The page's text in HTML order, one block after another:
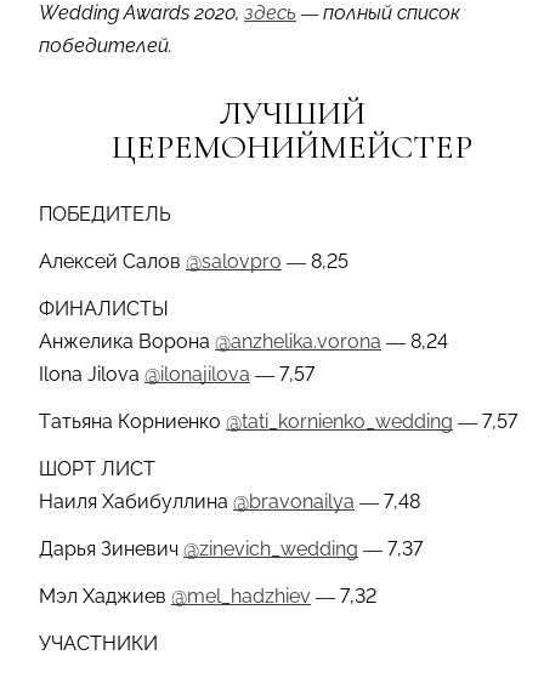
Wedding Awards 2020, здесь — полный список
победителей.
ЛУЧШИЙ
ЦЕРЕМОНИЙМЕЙСТЕР
ПОБЕДИТЕЛЬ
Алексей Салов @salovpro — 8,25
ФИНАЛИСТЫ
Анжелика Ворона @anzhelika.vorona — 8,24
Ilona Jilova @ilonajilova — 7,57
Татьяна Корниенко @tati_kornienko_wedding — 7,57
ШОРТ ЛИСТ
Наиля Хабибуллина @bravonailya — 7,48
Дарья Зиневич @zinevich_wedding — 7,37
Мэл Хаджиев @mel_hadzhiev — 7,32
УЧАСТНИКИ